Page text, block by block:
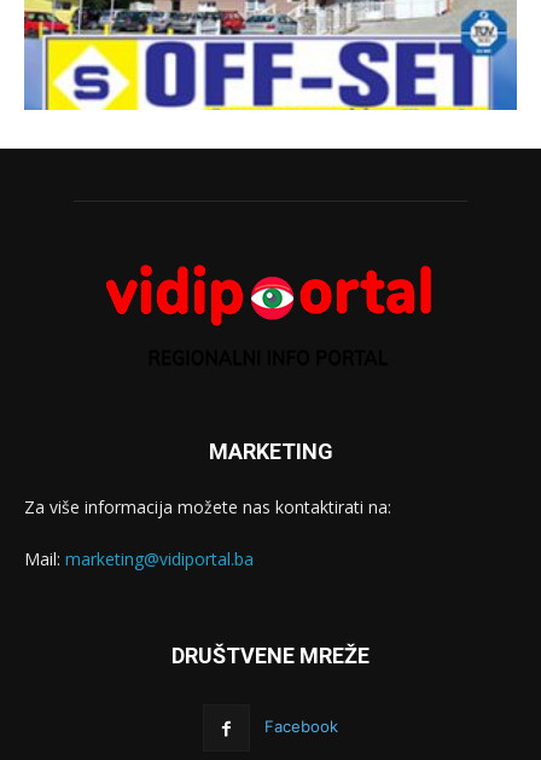
MARKETING
Za više informacija možete nas kontaktirati na:
Mail: marketing@vidiportal.ba
DRUŠTVENE MREŽE
Facebook